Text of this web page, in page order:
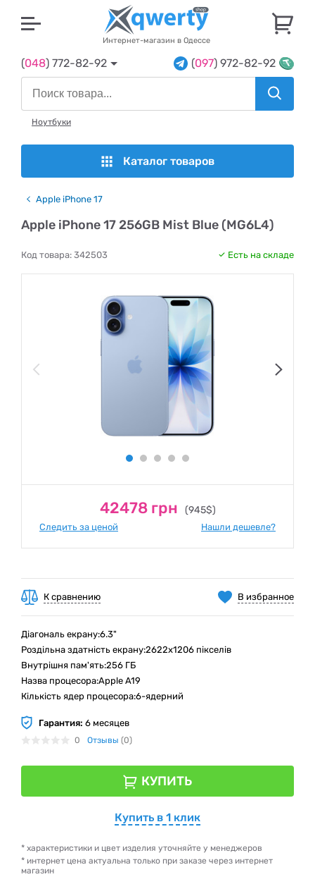
Интернет-магазин в Одессе
(048) 772-82-92 (097) 972-82-92
Ноутбуки
Каталог товаров
Apple iPhone 17
Apple iPhone 17 256GB Mist Blue (MG6L4)
Код товара: 342503 Есть на складе
42478 грн (945$)
Следить за ценой Нашли дешевле?
В избранное
К сравнению
Діагональ екрану:6.3"
Роздільна здатність екрану:2622x1206 пікселів
Внутрішня пам'ять:256 ГБ
Назва процесора:Apple A19
Кількість ядер процесора:6-ядерний
Гарантия: 6 месяцев
0 Отзывы (0)
КУПИТЬ
Купить в 1 клик
* характеристики и цвет изделия уточняйте у менеджеров
* интернет цена актуальна только при заказе через интернет
магазин